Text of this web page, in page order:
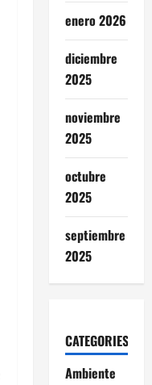
enero 2026
diciembre
2025
noviembre
2025
octubre
2025
septiembre
2025
CATEGORIES
Ambiente